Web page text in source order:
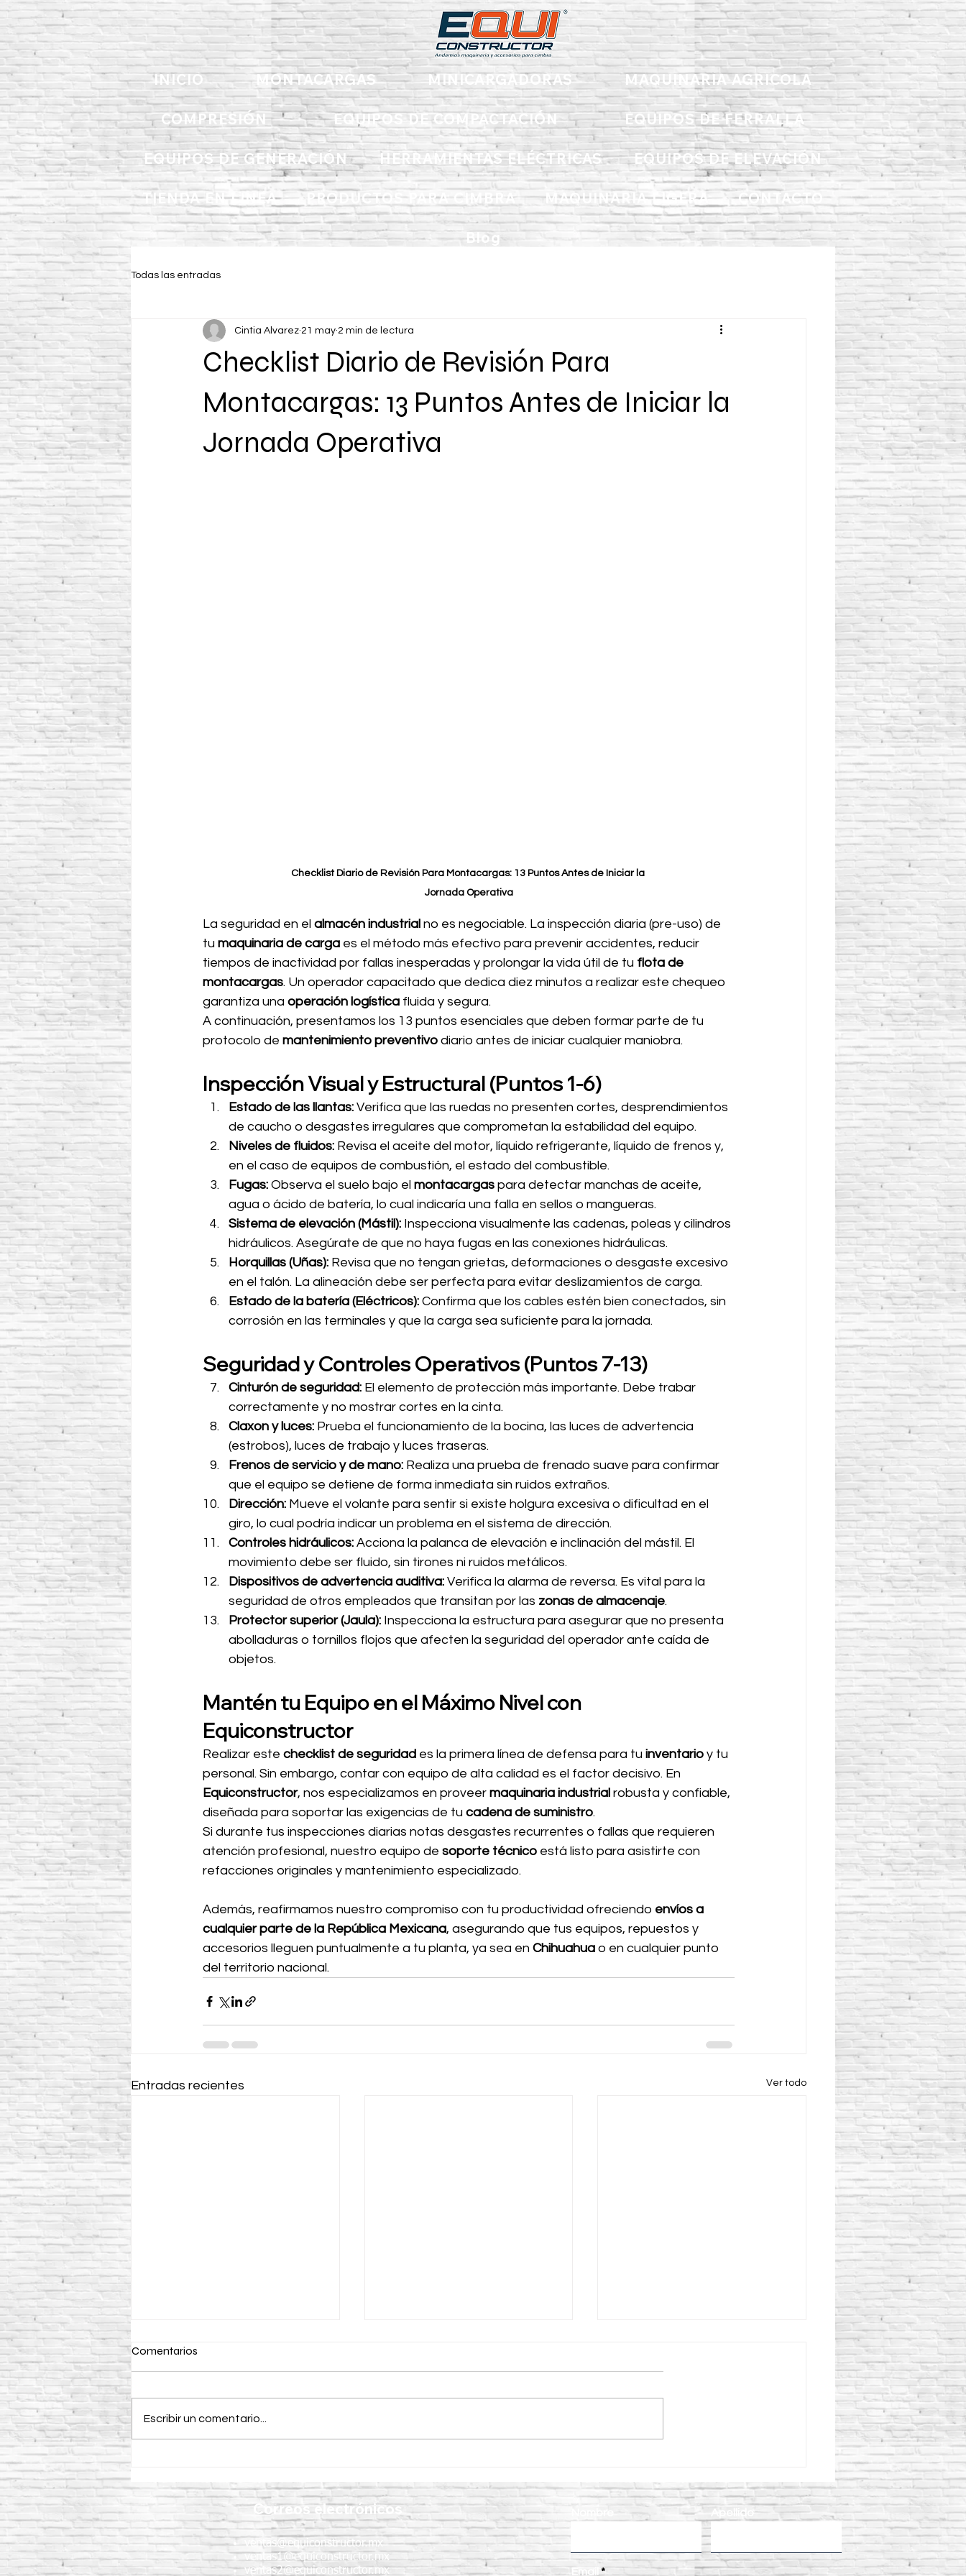
INICIO MONTACARGAS MINICARGADORAS MAQUINARIA AGRICOLA
COMPRESIÓN EQUIPOS DE COMPACTACIÓN EQUIPOS DE FERRALLA
EQUIPOS DE GENERACIÓN HERRAMIENTAS ELÉCTRICAS EQUIPOS DE ELEVACIÓN
TIENDA EN LINEA PRODUCTOS PARA CIMBRA MAQUINARIA LIGERA CONTACTO
Blog
Todas las entradas
Checklist Diario de Revisión Para
Montacargas: 13 Puntos Antes de Iniciar la
Jornada Operativa
Cintia Alvarez 21 may 2 min de lectura
Checklist Diario de Revisión Para Montacargas: 13 Puntos Antes de Iniciar la
Jornada Operativa
La seguridad en el almacén industrial no es negociable. La inspección diaria (pre-uso) de
tu maquinaria de carga es el método más efectivo para prevenir accidentes, reducir
tiempos de inactividad por fallas inesperadas y prolongar la vida útil de tu flota de
montacargas. Un operador capacitado que dedica diez minutos a realizar este chequeo
garantiza una operación logística fluida y segura.
A continuación, presentamos los 13 puntos esenciales que deben formar parte de tu
protocolo de mantenimiento preventivo diario antes de iniciar cualquier maniobra.
Inspección Visual y Estructural (Puntos 1-6)
Estado de las llantas: Verifica que las ruedas no presenten cortes, desprendimientos
de caucho o desgastes irregulares que comprometan la estabilidad del equipo.
Niveles de fluidos: Revisa el aceite del motor, líquido refrigerante, líquido de frenos y,
en el caso de equipos de combustión, el estado del combustible.
Fugas: Observa el suelo bajo el montacargas para detectar manchas de aceite,
agua o ácido de batería, lo cual indicaría una falla en sellos o mangueras.
Sistema de elevación (Mástil): Inspecciona visualmente las cadenas, poleas y cilindros
hidráulicos. Asegúrate de que no haya fugas en las conexiones hidráulicas.
Horquillas (Uñas): Revisa que no tengan grietas, deformaciones o desgaste excesivo
en el talón. La alineación debe ser perfecta para evitar deslizamientos de carga.
Estado de la batería (Eléctricos): Confirma que los cables estén bien conectados, sin
corrosión en las terminales y que la carga sea suficiente para la jornada.
Seguridad y Controles Operativos (Puntos 7-13)
Cinturón de seguridad: El elemento de protección más importante. Debe trabar
correctamente y no mostrar cortes en la cinta.
Claxon y luces: Prueba el funcionamiento de la bocina, las luces de advertencia
(estrobos), luces de trabajo y luces traseras.
Frenos de servicio y de mano: Realiza una prueba de frenado suave para confirmar
que el equipo se detiene de forma inmediata sin ruidos extraños.
Dirección: Mueve el volante para sentir si existe holgura excesiva o dificultad en el
giro, lo cual podría indicar un problema en el sistema de dirección.
Controles hidráulicos: Acciona la palanca de elevación e inclinación del mástil. El
movimiento debe ser fluido, sin tirones ni ruidos metálicos.
Dispositivos de advertencia auditiva: Verifica la alarma de reversa. Es vital para la
seguridad de otros empleados que transitan por las zonas de almacenaje.
Protector superior (Jaula): Inspecciona la estructura para asegurar que no presenta
abolladuras o tornillos flojos que afecten la seguridad del operador ante caída de
objetos.
Mantén tu Equipo en el Máximo Nivel con
Equiconstructor
Realizar este checklist de seguridad es la primera línea de defensa para tu inventario y tu
personal. Sin embargo, contar con equipo de alta calidad es el factor decisivo. En
Equiconstructor, nos especializamos en proveer maquinaria industrial robusta y confiable,
diseñada para soportar las exigencias de tu cadena de suministro.
Si durante tus inspecciones diarias notas desgastes recurrentes o fallas que requieren
atención profesional, nuestro equipo de soporte técnico está listo para asistirte con
refacciones originales y mantenimiento especializado.
Además, reafirmamos nuestro compromiso con tu productividad ofreciendo envíos a
cualquier parte de la República Mexicana, asegurando que tus equipos, repuestos y
accesorios lleguen puntualmente a tu planta, ya sea en Chihuahua o en cualquier punto
del territorio nacional.
Entradas recientes Ver todo
recomendaciones para obras
de concreto
del concreto
un concreto más resistente?
Comentarios
Escribir un comentario...
Correos electrónicos
ventas@equiconstructor.mx
ventas1@equiconstructor.mx
ventas2@equiconstructor.mx
Apellido
Email